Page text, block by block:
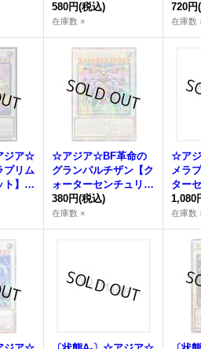
JPP
《シンクロ》
580円(税込)
在庫数 ×
クシ
ジア
《シ
720円
在庫数
ジア☆
プリム
】
☆アジア☆BF革命の
グランパルチザン【ク
ォーターセンチュリー
シークレット】{アジ
アROTA-JP036}《シ
ンクロ》
380円(税込)
在庫数 ×
☆ア
メラ
ター
クレ
TA-
ロ》
1,080
在庫数